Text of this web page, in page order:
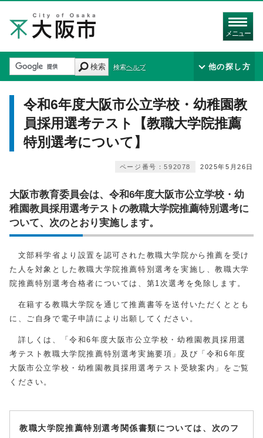
メニュー
検索 検索ヘルプ 他の探し方
令和6年度大阪市公立学校・幼稚園教
員採用選考テスト【教職大学院推薦
特別選考について】
2025年5月26日
ページ番号：592078
大阪市教育委員会は、令和6年度大阪市公立学校・幼
稚園教員採用選考テストの教職大学院推薦特別選考に
ついて、次のとおり実施します。
文部科学省より設置を認可された教職大学院から推薦を受け
た人を対象とした教職大学院推薦特別選考を実施し、教職大学
院推薦特別選考合格者については、第1次選考を免除します。
在籍する教職大学院を通じて推薦書等を送付いただくととも
に、ご自身で電子申請により出願してください。
詳しくは、「令和6年度大阪市公立学校・幼稚園教員採用選
考テスト教職大学院推薦特別選考実施要項」及び「令和6年度
大阪市公立学校・幼稚園教員採用選考テスト受験案内」をご覧
ください。
教職大学院推薦特別選考関係書類については、次のフ